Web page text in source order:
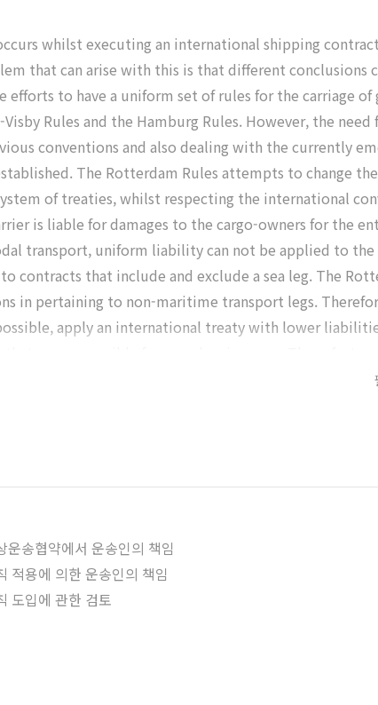
whilst executing an international shipping
that can arise with this is that different
efforts to have a uniform set of rules for the carriage
Rules and the Hamburg Rules. However, the
conventions and also dealing with the currently
The Rotterdam Rules attempts to change
of treaties, whilst respecting the international
is liable for damages to the cargo-owners for the
transport, uniform liability can not be applied to the
contracts that include and exclude a sea leg. The
in pertaining to non-maritime transport legs.
apply an international treaty with lower
for a sea leg, which in turn can result in
strategy prepared. For example, if it is
leg so that there is mandatory application of the
송협약에서 운송인의 책임
적용에 의한 운송인의 책임
도입에 관한 검토